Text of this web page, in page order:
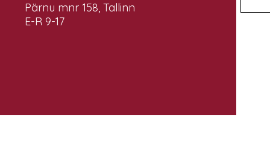
Pärnu mnr 158, Tallinn
E-R 9-17